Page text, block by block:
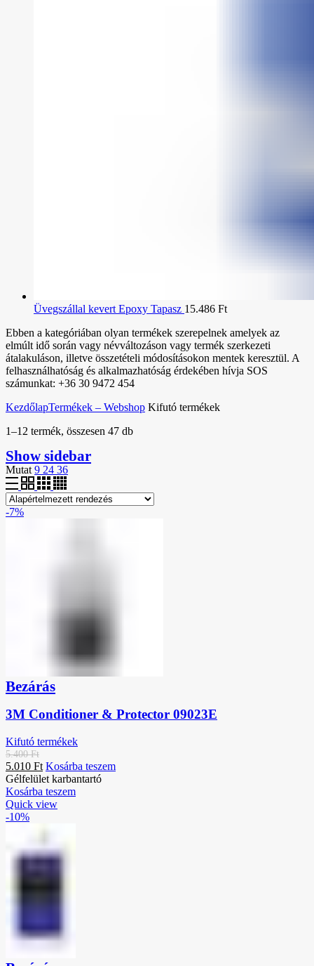
Üvegszállal kevert Epoxy Tapasz 15.486 Ft
Ebben a kategóriában olyan termékek szerepelnek amelyek az
elmúlt idő során vagy névváltozáson vagy termék szerkezeti
átalakuláson, illetve összetételi módosításokon mentek keresztül. A
felhasználhatóság és alkalmazhatóság érdekében hívja SOS
számunkat: +36 30 9472 454
KezdőlapTermékek – Webshop Kifutó termékek
1–12 termék, összesen 47 db
Show sidebar
Mutat 9 24 36
-7%
Bezárás
3M Conditioner & Protector 09023E
Kifutó termékek
5.400Ft
5.010 Ft Kosárba teszem
Gélfelület karbantartó
Kosárba teszem
Quick view
-10%